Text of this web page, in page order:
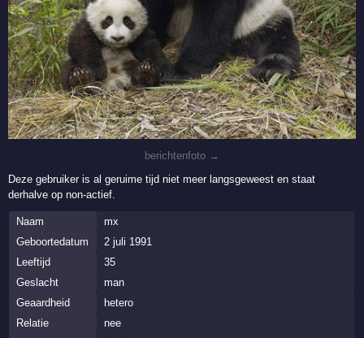
berichtenfoto →
Deze gebruiker is al geruime tijd niet meer langsgeweest en staat
derhalve op non-actief.
Naam
mx
Geboortedatum
2 juli 1991
Leeftijd
35
Geslacht
man
Geaardheid
hetero
Relatie
nee